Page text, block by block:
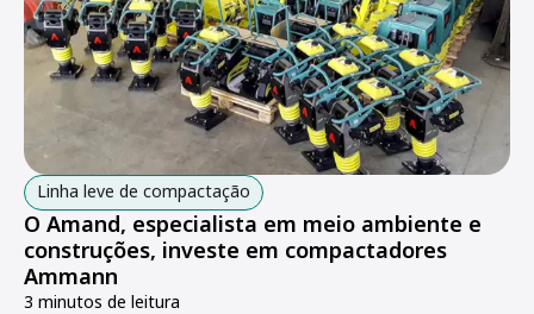
Linha leve de compactação
O Amand, especialista em meio ambiente e
construções, investe em compactadores
Ammann
3 minutos de leitura